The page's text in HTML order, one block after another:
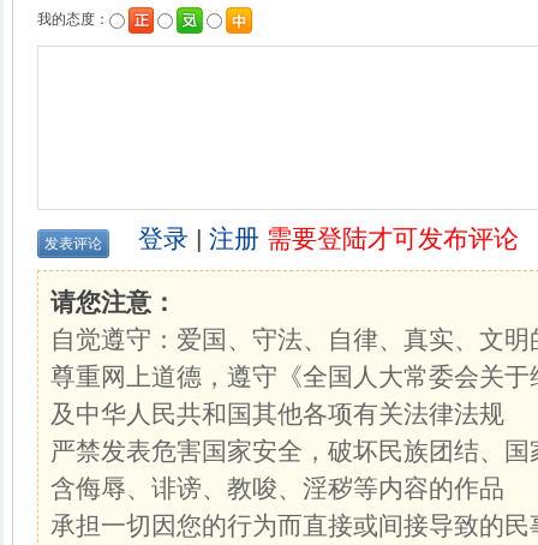
我的态度：
登录 | 注册 需要登陆才可发布评论
请您注意：
自觉遵守：爱国、守法、自律、真实、文明
尊重网上道德，遵守《全国人大常委会关
及中华人民共和国其他各项有关法律法规
严禁发表危害国家安全，破坏民族团结、
含侮辱、诽谤、教唆、淫秽等内容的作品
承担一切因您的行为而直接或间接导致的